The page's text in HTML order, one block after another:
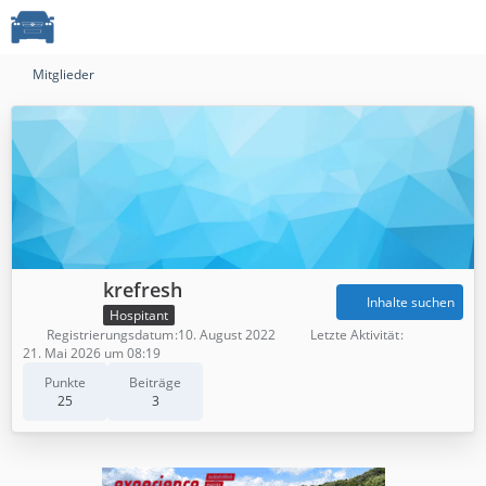
Mitglieder
krefresh
Hospitant
Punkte
25
Beiträge
3
Inhalte suchen
Registrierungsdatum 10. August 2022
Letzte Aktivität
21. Mai 2026 um 08:19